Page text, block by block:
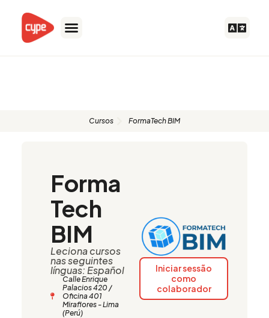
content
Cursos FormaTech BIM
Forma
Tech
BIM
Leciona cursos
nas seguintes
línguas: Español
Calle Enrique
Palacios 420 /
Oficina 401
Miraflores - Lima
(Perú)
Iniciar sessão
como
colaborador